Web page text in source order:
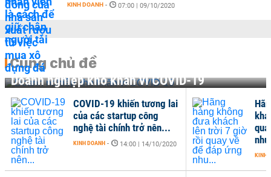
KINH DOANH - 07:00 | 09/10/2020
Cùng chủ đề
Doanh nghiệp khó khăn vì COVID-19
COVID-19 khiến tương lai
của các startup công
nghệ tài chính trở nên...
KINH DOANH - 14:00 | 14/10/2020
KINH